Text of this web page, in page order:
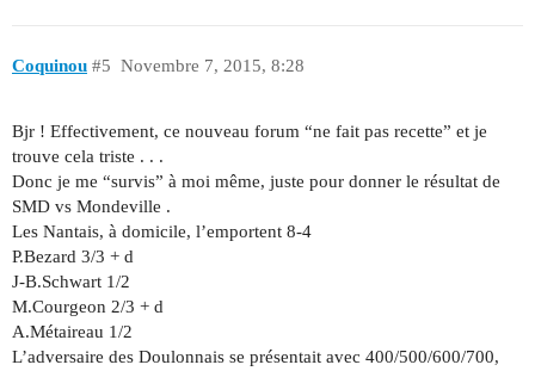
Coquinou Novembre 7, 2015, 8:28
#5
Bjr ! Effectivement, ce nouveau forum “ne fait pas recette” et je
trouve cela triste . . .
Donc je me “survis” à moi même, juste pour donner le résultat de
SMD vs Mondeville .
Les Nantais, à domicile, l’emportent 8-4
P.Bezard 3/3 + d
J-B.Schwart 1/2
M.Courgeon 2/3 + d
A.Métaireau 1/2
L’adversaire des Doulonnais se présentait avec 400/500/600/700,